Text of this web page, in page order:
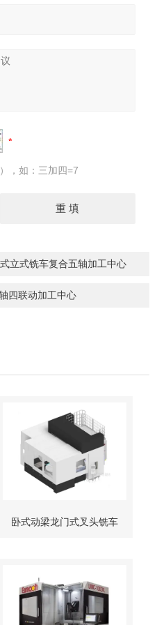
，如：三加四=7
立式铣车复合五轴加工中心
四联动加工中心
卧式动梁龙门式叉头铣车